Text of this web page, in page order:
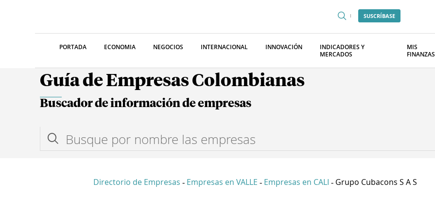
SUSCRÍBASE
PORTADA ECONOMIA NEGOCIOS INTERNACIONAL INNOVACIÓN
INDICADORES Y
MERCADOS
MIS
FINANZAS
Guía de Empresas Colombianas
Buscador de información de empresas
Directorio de Empresas - Empresas en VALLE - Empresas en CALI - Grupo Cubacons S A S